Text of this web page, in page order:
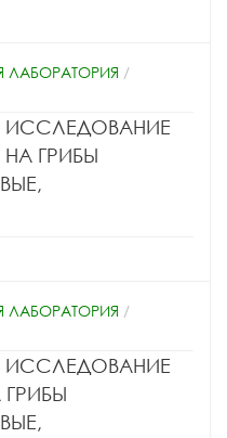
ЛАБОРАТОРИЯ /
ГРИБЫ
ЛАБОРАТОРИЯ /